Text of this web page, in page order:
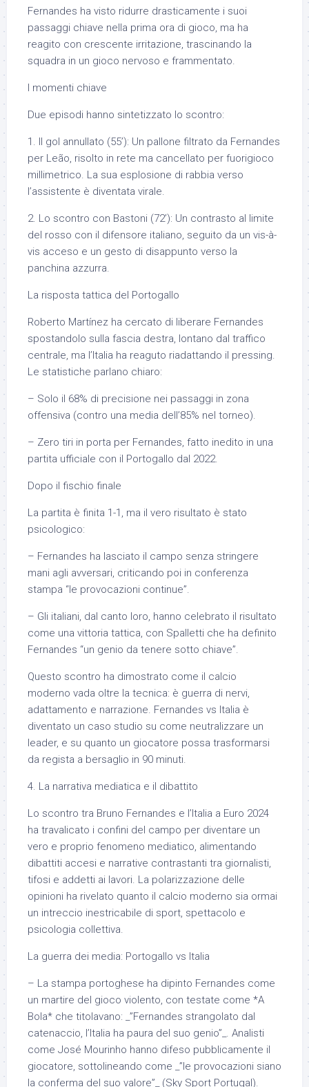
Fernandes ha visto ridurre drasticamente i suoi
passaggi chiave nella prima ora di gioco, ma ha
reagito con crescente irritazione, trascinando la
squadra in un gioco nervoso e frammentato.
I momenti chiave
Due episodi hanno sintetizzato lo scontro:
1. Il gol annullato (55’): Un pallone filtrato da Fernandes
per Leão, risolto in rete ma cancellato per fuorigioco
millimetrico. La sua esplosione di rabbia verso
l’assistente è diventata virale.
2. Lo scontro con Bastoni (72’): Un contrasto al limite
del rosso con il difensore italiano, seguito da un vis-à-
vis acceso e un gesto di disappunto verso la
panchina azzurra.
La risposta tattica del Portogallo
Roberto Martínez ha cercato di liberare Fernandes
spostandolo sulla fascia destra, lontano dal traffico
centrale, ma l’Italia ha reaguto riadattando il pressing.
Le statistiche parlano chiaro:
– Solo il 68% di precisione nei passaggi in zona
offensiva (contro una media dell’85% nel torneo).
– Zero tiri in porta per Fernandes, fatto inedito in una
partita ufficiale con il Portogallo dal 2022.
Dopo il fischio finale
La partita è finita 1-1, ma il vero risultato è stato
psicologico:
– Fernandes ha lasciato il campo senza stringere
mani agli avversari, criticando poi in conferenza
stampa “le provocazioni continue”.
– Gli italiani, dal canto loro, hanno celebrato il risultato
come una vittoria tattica, con Spalletti che ha definito
Fernandes “un genio da tenere sotto chiave”.
Questo scontro ha dimostrato come il calcio
moderno vada oltre la tecnica: è guerra di nervi,
adattamento e narrazione. Fernandes vs Italia è
diventato un caso studio su come neutralizzare un
leader, e su quanto un giocatore possa trasformarsi
da regista a bersaglio in 90 minuti.
4. La narrativa mediatica e il dibattito
Lo scontro tra Bruno Fernandes e l’Italia a Euro 2024
ha travalicato i confini del campo per diventare un
vero e proprio fenomeno mediatico, alimentando
dibattiti accesi e narrative contrastanti tra giornalisti,
tifosi e addetti ai lavori. La polarizzazione delle
opinioni ha rivelato quanto il calcio moderno sia ormai
un intreccio inestricabile di sport, spettacolo e
psicologia collettiva.
La guerra dei media: Portogallo vs Italia
– La stampa portoghese ha dipinto Fernandes come
un martire del gioco violento, con testate come *A
Bola* che titolavano: _”Fernandes strangolato dal
catenaccio, l’Italia ha paura del suo genio”_. Analisti
come José Mourinho hanno difeso pubblicamente il
giocatore, sottolineando come _”le provocazioni siano
la conferma del suo valore”_ (Sky Sport Portugal).